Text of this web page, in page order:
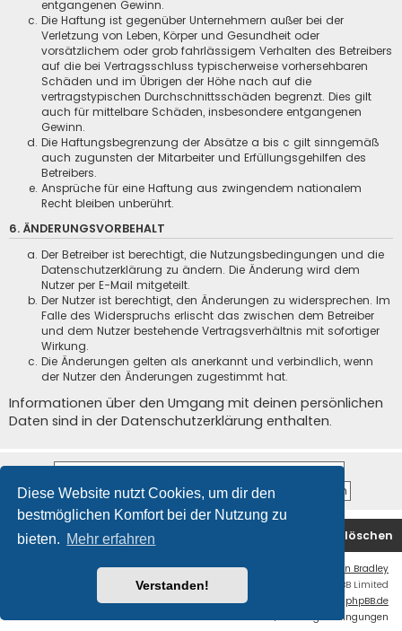
Diese Website nutzt Cookies, um dir den
bestmöglichen Komfort bei der Nutzung zu
bieten. Mehr erfahren
Verstanden!
entgangenen Gewinn.
Die Haftung ist gegenüber Unternehmern außer bei der
Verletzung von Leben, Körper und Gesundheit oder
vorsätzlichem oder grob fahrlässigem Verhalten des Betreibers
auf die bei Vertragsschluss typischerweise vorhersehbaren
Schäden und im Übrigen der Höhe nach auf die
vertragstypischen Durchschnittsschäden begrenzt. Dies gilt
auch für mittelbare Schäden, insbesondere entgangenen
Gewinn.
Die Haftungsbegrenzung der Absätze a bis c gilt sinngemäß
auch zugunsten der Mitarbeiter und Erfüllungsgehilfen des
Betreibers.
Ansprüche für eine Haftung aus zwingendem nationalem
Recht bleiben unberührt.
6. ÄNDERUNGSVORBEHALT
Der Betreiber ist berechtigt, die Nutzungsbedingungen und die
Datenschutzerklärung zu ändern. Die Änderung wird dem
Nutzer per E-Mail mitgeteilt.
Der Nutzer ist berechtigt, den Änderungen zu widersprechen. Im
Falle des Widerspruchs erlischt das zwischen dem Betreiber
und dem Nutzer bestehende Vertragsverhältnis mit sofortiger
Wirkung.
Die Änderungen gelten als anerkannt und verbindlich, wenn
der Nutzer den Änderungen zugestimmt hat.
Informationen über den Umgang mit deinen persönlichen
Daten sind in der Datenschutzerklärung enthalten.
Startseite Foren-Übersicht Alle Cookies löschen
Ian Bradley
Powered byphpBB
® Forum Software © phpBB Limited
Deutsche Übersetzung durch phpBB.de
Nutzungsbedingungen